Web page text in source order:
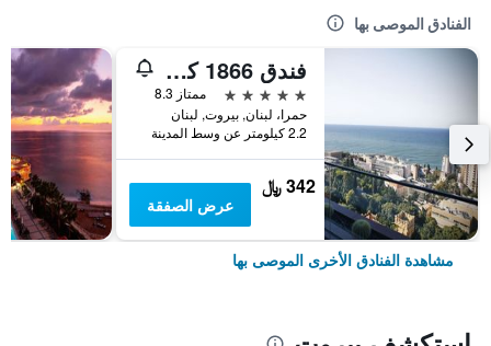
الفنادق الموصى بها
فندق 1866 كورت آند سويتس
5 نجوم
ممتاز 8.3
حمرا، لبنان, بيروت, لبنان
2.2 كيلومتر عن وسط المدينة
342 ﷼
عرض الصفقة
مشاهدة الفنادق الأخرى الموصى بها